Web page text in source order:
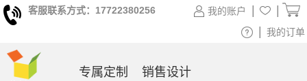
客服联系方式：17722380256 我的账户
我的订单
专属定制 销售设计